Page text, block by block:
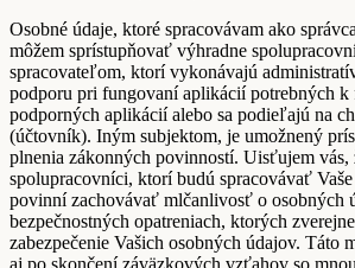
Osobné údaje, ktoré spracovávam ako
môžem sprístupňovať výhradne
spracovateľom, ktorí vykonávajú
podporu pri fungovaní aplikácií potrebných k
podporných aplikácií alebo sa podieľajú na
(účtovník). Iným subjektom, je umožnený
plnenia zákonných povinností. Uisťujem vás,
spolupracovníci, ktorí budú spracovávať Vaše
povinní zachovávať mlčanlivosť o osobných
bezpečnostných opatreniach, ktorých
zabezpečenie Vašich osobných údajov. Táto
aj po skončení záväzkových vzťahov so